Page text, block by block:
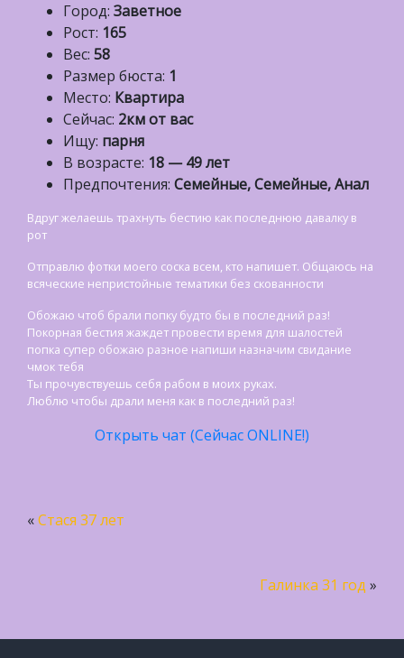
Город: Заветное
Рост: 165
Вес: 58
Размер бюста: 1
Место: Квартира
Сейчас: 2км от вас
Ищу: парня
В возрасте: 18 — 49 лет
Предпочтения: Семейные, Семейные, Анал
Вдруг желаешь трахнуть бестию как последнюю давалку в
рот
Отправлю фотки моего соска всем, кто напишет. Общаюсь на
всяческие непристойные тематики без скованности
Обожаю чтоб брали попку будто бы в последний раз!
Покорная бестия жаждет провести время для шалостей
попка супер обожаю разное напиши назначим свидание
чмок тебя
Ты прочувствуешь себя рабом в моих руках.
Люблю чтобы драли меня как в последний раз!
Открыть чат (Сейчас ONLINE!)
«Стася 37 лет
Галинка 31 год »